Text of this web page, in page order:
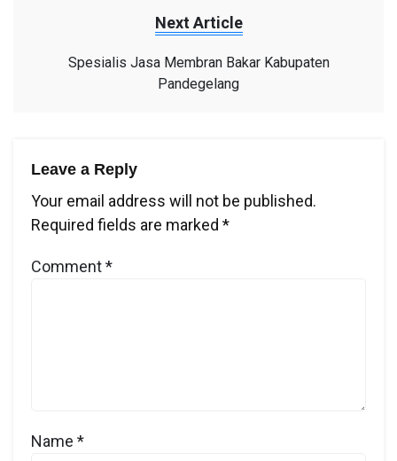
Next Article
Spesialis Jasa Membran Bakar Kabupaten
Pandegelang
Leave a Reply
Your email address will not be published.
Required fields are marked *
Comment*
Name *